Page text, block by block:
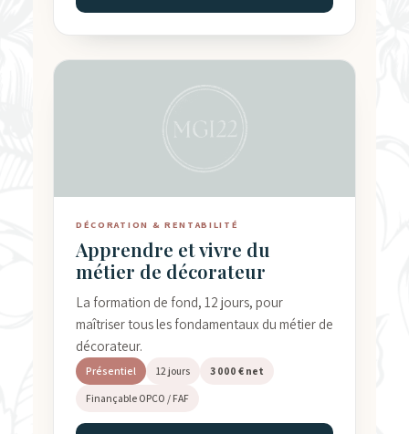
DÉCORATION & RENTABILITÉ
Apprendre et vivre du
métier de décorateur
La formation de fond, 12 jours, pour
maîtriser tous les fondamentaux du métier de
décorateur.
Présentiel 12 jours
3 000 € net
Finançable OPCO / FAF